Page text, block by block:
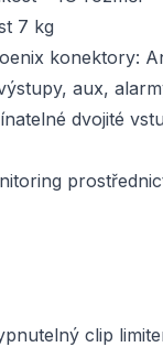
7 kg
konektory:
aux,
dvojité
clip